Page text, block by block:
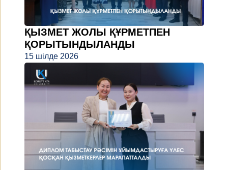
ҚЫЗМЕТ ЖОЛЫ ҚҰРМЕТПЕН
ҚОРЫТЫНДЫЛАНДЫ
15 шілде 2026